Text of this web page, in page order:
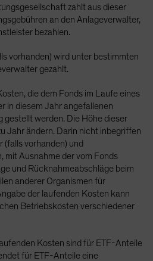
zahlt aus dieser
an den Anlageverwalter,
bezahlen.
vorhanden) wird unter bestimmten
gezahlt.
die dem Fonds im Laufe eines
in diesem Jahr angefallenen
gestellt werden. Die Höhe dieser
Jahr ändern. Darin nicht inbegriffen
(falls vorhanden) und
Ausnahme der vom Fonds
und Rücknahmeabschläge beim
anderer Organismen für
der laufenden Kosten kann
Betriebskosten verschiedener
Kosten sind für ETF-Anteile
für ETF-Anteile eine